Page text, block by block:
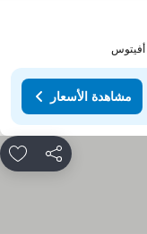
مشاهدة الأسعار
مشاركة